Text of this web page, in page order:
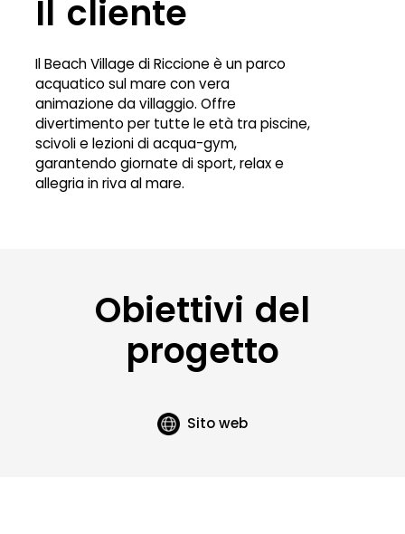
Il cliente
Il Beach Village di Riccione è un parco
acquatico sul mare con vera
animazione da villaggio. Offre
divertimento per tutte le età tra piscine,
scivoli e lezioni di acqua-gym,
garantendo giornate di sport, relax e
allegria in riva al mare.
Obiettivi del
progetto
Sito web